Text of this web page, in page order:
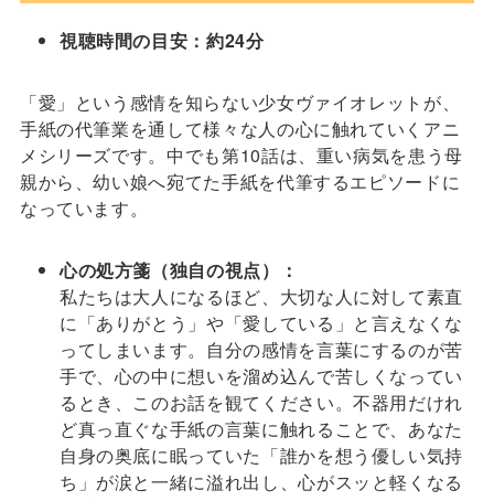
視聴時間の目安：約24分
「愛」という感情を知らない少女ヴァイオレットが、
手紙の代筆業を通して様々な人の心に触れていくアニ
メシリーズです。中でも第10話は、重い病気を患う母
親から、幼い娘へ宛てた手紙を代筆するエピソードに
なっています。
心の処方箋（独自の視点）：
私たちは大人になるほど、大切な人に対して素直
に「ありがとう」や「愛している」と言えなくな
ってしまいます。自分の感情を言葉にするのが苦
手で、心の中に想いを溜め込んで苦しくなってい
るとき、このお話を観てください。不器用だけれ
ど真っ直ぐな手紙の言葉に触れることで、あなた
自身の奥底に眠っていた「誰かを想う優しい気持
ち」が涙と一緒に溢れ出し、心がスッと軽くなる